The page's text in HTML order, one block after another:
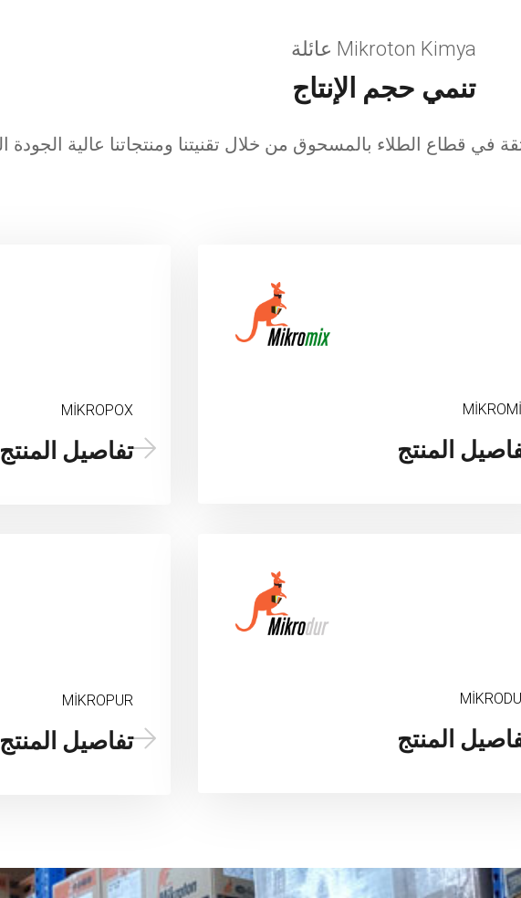
Mikroton Kimya عائلة
تنمي حجم الإنتاج
MİKROPOX
تفاصيل المنتج المنتج
MİKROPUR
تفاصيل المنتج المنتج